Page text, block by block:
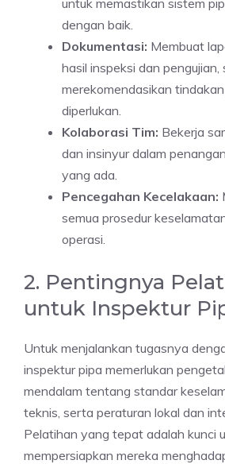
untuk memastikan sistem
dengan baik.
Dokumentasi: Membuat
hasil inspeksi dan pengujian,
merekomendasikan
diperlukan.
Kolaborasi Tim: Bekerja
dan insinyur dalam
yang ada.
Pencegahan Kecelakaan:
semua prosedur
operasi.
2. Pentingnya
untuk Inspektur
Untuk menjalankan tugasnya
inspektur pipa memerlukan
mendalam tentang standar
teknis, serta peraturan lokal dan
Pelatihan yang tepat adalah kunci
mempersiapkan mereka